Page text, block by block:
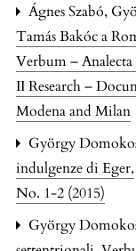
Ágnes Szabó,
Tamás Bakóc a
Verbum –
II Research –
Modena and Milan
György
indulgenze di Eger,
No. 1-2 (2015)
György